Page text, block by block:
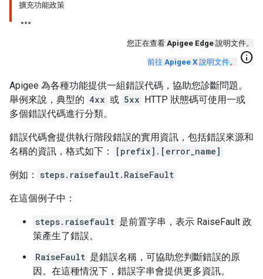
擴充功能政策
您正在查看 Apigee Edge 說明文件。
前往 Apigee X 說明文件。 info
Apigee 為各種功能提供一組錯誤代碼，協助您診斷問題。
舉例來說，典型的 4xx 或 5xx HTTP 狀態碼可使用一或
多個錯誤代碼進行分類。
錯誤代碼會提供執行階段錯誤的實用資訊，包括錯誤來源和
名稱的資訊，格式如下：
[prefix].[error_name]
例如： steps.raisefault.RaiseFault
在這個例子中：
steps.raisefault 是前置字串，表示 RaiseFault 政
策產生了錯誤。
RaiseFault 是錯誤名稱，可協助您判斷錯誤的原
因。在這種情況下，錯誤字串會提供更多資訊。